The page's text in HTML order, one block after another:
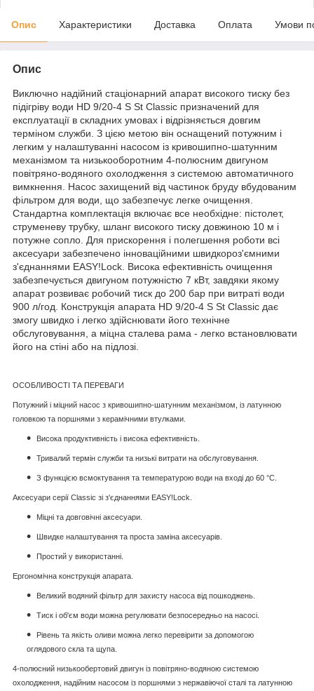
Опис Характеристики Доставка Оплата Умови
Опис
Виключно надійний стаціонарний апарат високого тиску без
підігріву води HD 9/20-4 S St Classic призначений для
експлуатації в складних умовах і відрізняється довгим
терміном служби. З цією метою він оснащений потужним і
легким у налаштуванні насосом із кривошипно-шатунним
механізмом та низькооборотним 4-полюсним двигуном
повітряно-водяного охолодження з системою автоматичного
вимкнення. Насос захищений від частинок бруду вбудованим
фільтром для води, що забезпечує легке очищення.
Стандартна комплектація включає все необхідне: пістолет,
струменеву трубку, шланг високого тиску довжиною 10 м і
потужне сопло. Для прискорення і полегшення роботи всі
аксесуари забезпечено інноваційними швидкороз'ємними
з'єднаннями EASY!Lock. Висока ефективність очищення
забезпечується двигуном потужністю 7 кВт, завдяки якому
апарат розвиває робочий тиск до 200 бар при витраті води
900 л/год. Конструкція апарата HD 9/20-4 S St Classic дає
змогу швидко і легко здійснювати його технічне
обслуговування, а міцна сталева рама - легко встановлювати
його на стіні або на підлозі.
ОСОБЛИВОСТІ ТА ПЕРЕВАГИ
Потужний і міцний насос з кривошипно-шатунним механізмом, із латунною
головкою та поршнями з керамічними втулками.
Висока продуктивність і висока ефективність.
Тривалий термін служби та низькі витрати на обслуговування.
З функцією всмоктування та температурою води на вході до 60 °C.
Аксесуари серії Classic зі з'єднаннями EASY!Lock.
Міцні та довговічні аксесуари.
Швидке налаштування та проста заміна аксесуарів.
Простий у використанні.
Ергономічна конструкція апарата.
Великий водяний фільтр для захисту насоса від пошкоджень.
Тиск і об'єм води можна регулювати безпосередньо на насосі.
Рівень та якість оливи можна легко перевірити за допомогою
оглядового скла та щупа.
4-полюсний низькообертовий двигун із повітряно-водяною системою
охолодження, надійним насосом із поршнями з нержавіючої сталі та латунною